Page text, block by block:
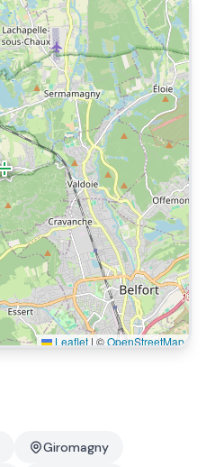
Leaflet | ©OpenStreetMap
Giromagny